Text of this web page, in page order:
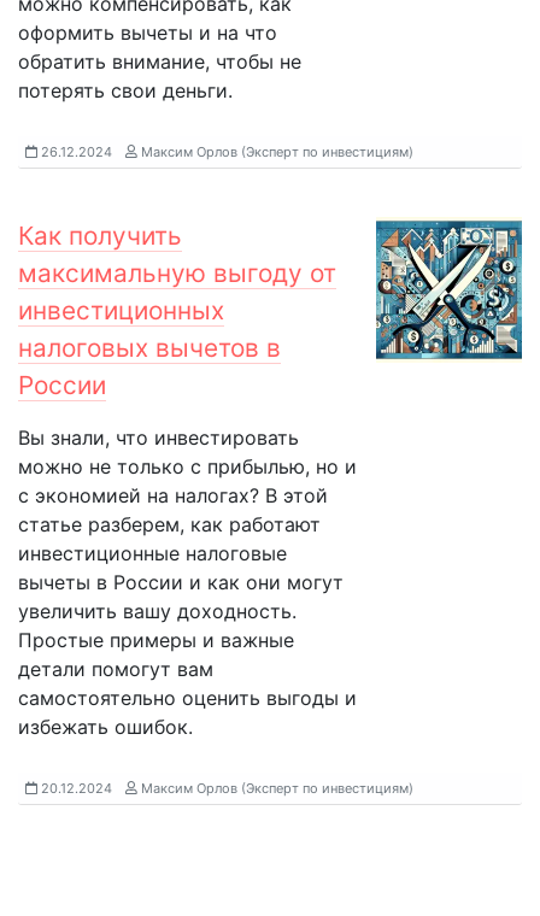
оформить вычеты и на что
обратить внимание, чтобы не
потерять свои деньги.
26.12.2024 Максим Орлов (Эксперт по инвестициям)
Как получить
максимальную выгоду от
инвестиционных
налоговых вычетов в
России
Вы знали, что инвестировать
можно не только с прибылью, но и
с экономией на налогах? В этой
статье разберем, как работают
инвестиционные налоговые
вычеты в России и как они могут
увеличить вашу доходность.
Простые примеры и важные
детали помогут вам
самостоятельно оценить выгоды и
избежать ошибок.
20.12.2024 Максим Орлов (Эксперт по инвестициям)